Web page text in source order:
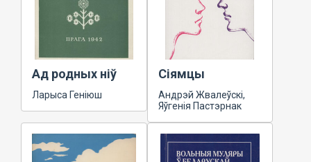
Ад родных ніў
Ларыса Геніюш
Сіямцы
Андрэй Жвалеўскі,
Яўгенія Пастэрнак